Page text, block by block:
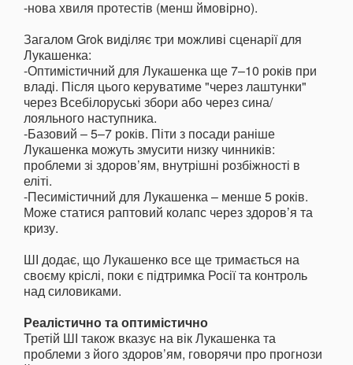
-нова хвиля протестів (менш ймовірно).
Загалом Grok виділяє три можливі сценарії для
Лукашенка:
-Оптимістичний для Лукашенка ще 7–10 років при
владі. Після цього керуватиме "через лаштунки"
через Всебілоруські збори або через сина/
лояльного наступника.
-Базовий – 5–7 років. Піти з посади раніше
Лукашенка можуть змусити низку чинників:
проблеми зі здоров’ям, внутрішні розбіжності в
еліті.
-Песимістичний для Лукашенка – менше 5 років.
Може статися раптовий колапс через здоров’я та
кризу.
ШІ додає, що Лукашенко все ще тримається на
своєму кріслі, поки є підтримка Росії та контроль
над силовиками.
Реалістично та оптимістично
Третій ШІ також вказує на вік Лукашенка та
проблеми з його здоров’ям, говорячи про прогнози